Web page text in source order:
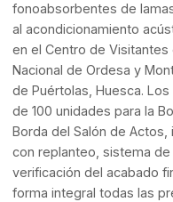
fonoabsorbentes de
al acondicionamiento
en el Centro de Visitantes
Nacional de Ordesa y
de Puértolas, Huesca.
de 100 unidades para la
Borda del Salón de
con replanteo, sistema
verificación del acabado
forma integral todas las